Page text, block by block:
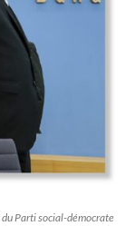
Parti social-démocrate